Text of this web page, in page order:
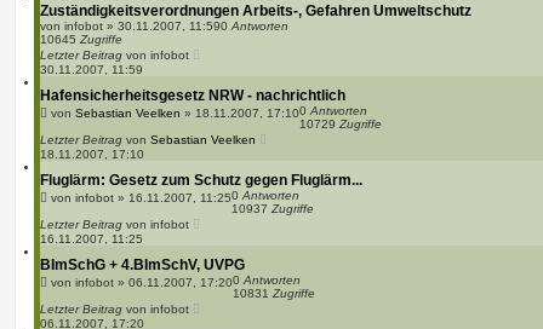
Zuständigkeitsverordnungen Arbeits-, Gefahren Umweltschutz
von infobot » 30.11.2007, 11:590 Antworten
10645 Zugriffe
Letzter Beitrag von infobot
30.11.2007, 11:59
Hafensicherheitsgesetz NRW - nachrichtlich
von Sebastian Veelken » 18.11.2007, 17:100 Antworten
10729 Zugriffe
Letzter Beitrag von Sebastian Veelken
18.11.2007, 17:10
Fluglärm: Gesetz zum Schutz gegen Fluglärm...
von infobot » 16.11.2007, 11:250 Antworten
10937 Zugriffe
Letzter Beitrag von infobot
16.11.2007, 11:25
BImSchG + 4.BImSchV, UVPG
von infobot » 06.11.2007, 17:200 Antworten
10831 Zugriffe
Letzter Beitrag von infobot
06.11.2007, 17:20